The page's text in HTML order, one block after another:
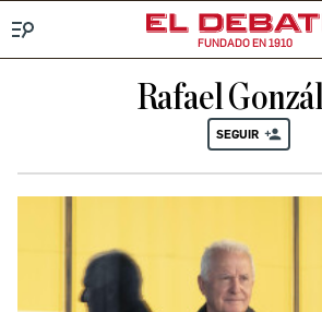
FUNDADO EN 1910
Rafael
SEGUIR